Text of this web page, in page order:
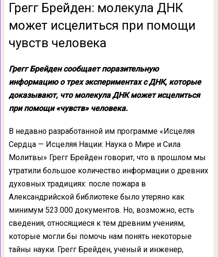
Грегг Брейден: молекула ДНК
может исцелиться при помощи
чувств человека
Грегг Брейден сообщает поразительную
информацию о трех экспериментах с ДНК, которые
доказывают, что молекула ДНК может исцелиться
при помощи «чувств» человека.
В недавно разработанной им программе «Исцеляя
Сердца — Исцеляя Нации: Наука о Мире и Сила
Молитвы» Грегг Брейден говорит, что в прошлом мы
утратили большое количество информации о древних
духовных традициях: после пожара в
Александрийской библиотеке было утеряно как
минимум 523.000 документов. Но, возможно, есть
сведения, относящиеся к тем древним учениям,
которые могли бы помочь нам понять некоторые
тайны науки. Грегг Брейден, ученый и инженер,